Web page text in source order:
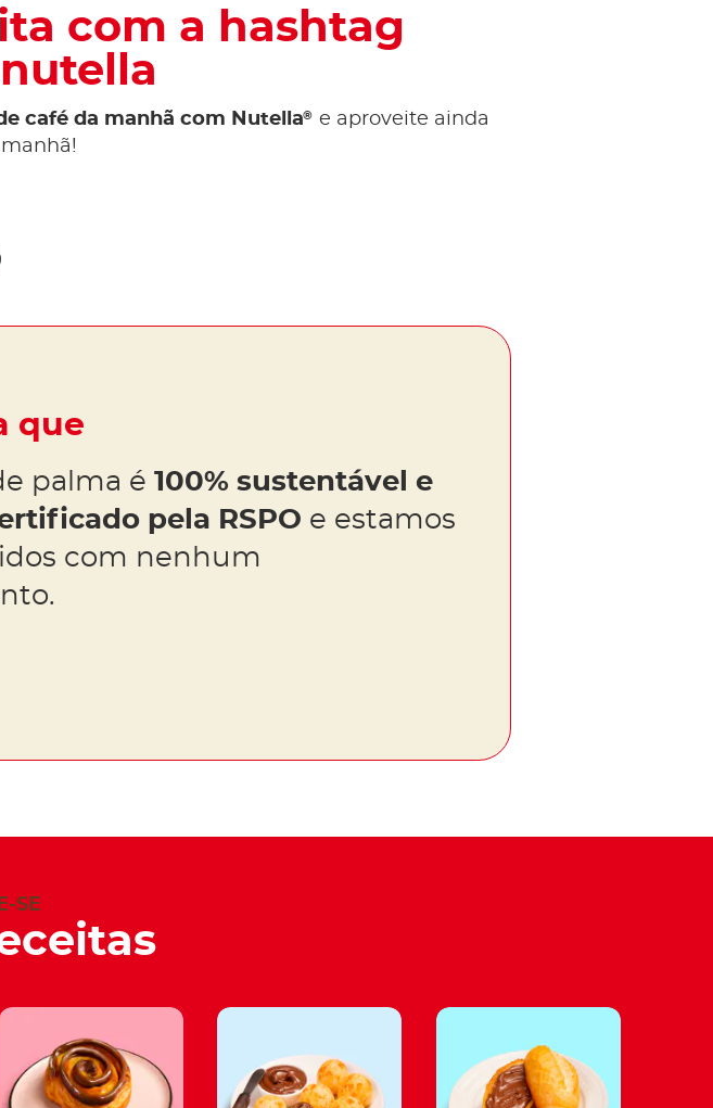
com a hashtag
café da manhã com Nutella® e aproveite ainda
que
palma é 100% sustentável e
pela RSPO e estamos
com nenhum
SE